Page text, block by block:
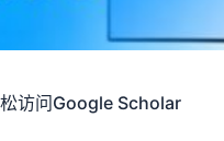
访问Google Scholar